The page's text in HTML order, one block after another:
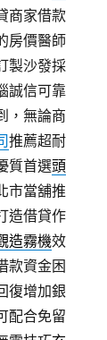
商家借款
房價醫師
製沙發採
誠信可靠
，無論商
推薦超耐
質首選頭
市當舖推
造借貸作
造霧機效
款資金困
復增加銀
配合免留